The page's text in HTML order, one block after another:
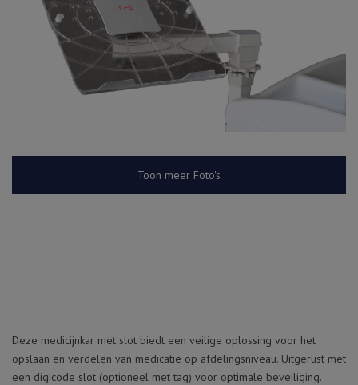
Toon meer Foto's
Deze medicijnkar met slot biedt een veilige oplossing voor het
opslaan en verdelen van medicatie op afdelingsniveau. Uitgerust met
een digicode slot (optioneel met tag) voor optimale beveiliging.